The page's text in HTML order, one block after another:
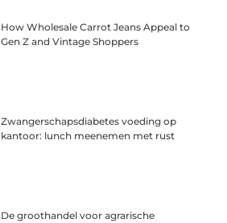
How Wholesale Carrot Jeans Appeal to
Gen Z and Vintage Shoppers
Zwangerschapsdiabetes voeding op
kantoor: lunch meenemen met rust
De groothandel voor agrarische